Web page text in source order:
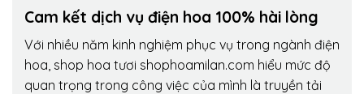
Cam kết dịch vụ điện hoa 100% hài lòng
Với nhiều năm kinh nghiệm phục vụ trong ngành điện
hoa, shop hoa tươi shophoamilan.com hiểu mức độ
quan trọng trong công việc của mình là truyền tải